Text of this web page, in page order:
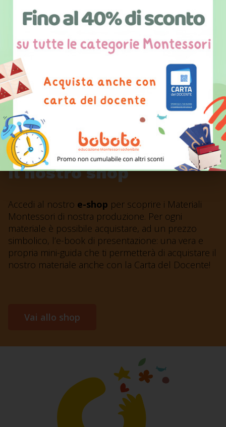
Il nostro shop
Accedi al nostro e-shop per scoprire i Materiali
Montessori di nostra produzione. Per ogni
materiale è possibile acquistare, ad un prezzo
simbolico, l’e-book di presentazione: una vera e
propria mini-guida che ti permetterà di acquistare il
nostro materiale anche con la Carta del Docente!
Vai allo shop